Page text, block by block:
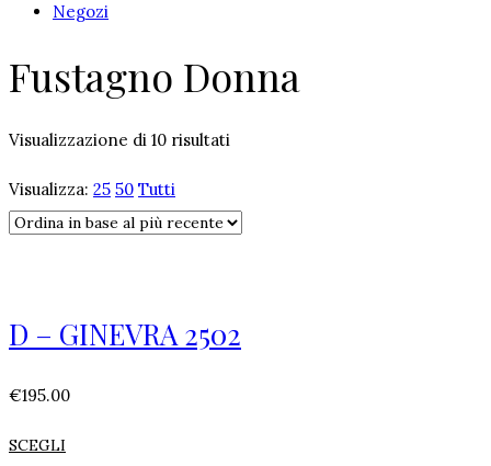
Negozi
Fustagno Donna
Visualizzazione di 10 risultati
Visualizza: 25 50 Tutti
D – GINEVRA 2502
€195.00
SCEGLI